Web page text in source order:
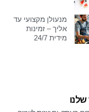
מנעולן מקצועי עד
אליך – זמינות
מידית 24/7
שלנו